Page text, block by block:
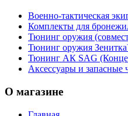
Военно-тактическая
Комплекты для
Тюнинг оружия
Тюнинг оружия
Тюнинг АК SAG
Аксессуары и запасные
О магазине